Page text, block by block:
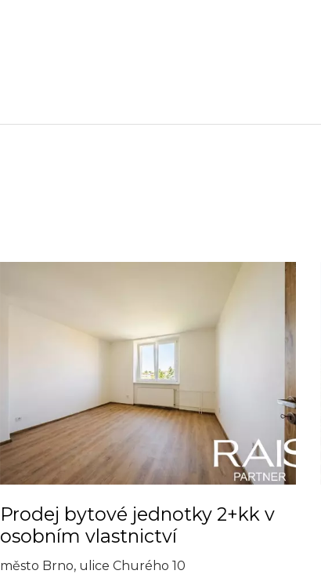
Prodej bytové jednotky 2+kk v
osobním vlastnictví
město Brno, ulice Churého 10